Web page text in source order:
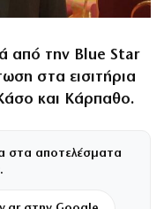
από την Blue Star
στα εισιτήρια
και Κάρπαθο.
στα αποτελέσματα